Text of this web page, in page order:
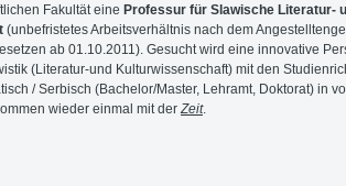
Fakultät eine Professur für Slawische Literatur-
(unbefristetes Arbeitsverhältnis nach dem
ab 01.10.2011). Gesucht wird eine innovative
(Literatur-und Kulturwissenschaft) mit den
/ Serbisch (Bachelor/Master, Lehramt, Doktorat) in
wieder einmal mit derZeit.